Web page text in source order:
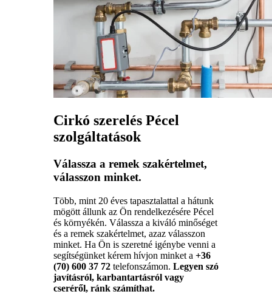
Cirkó szerelés Pécel
szolgáltatások
Válassza a remek szakértelmet,
válasszon minket.
Több, mint 20 éves tapasztalattal a hátunk
mögött állunk az Ön rendelkezésére Pécel
és környékén. Válassza a kiváló minőséget
és a remek szakértelmet, azaz válasszon
minket. Ha Ön is szeretné igénybe venni a
segítségünket kérem hívjon minket a +36
(70) 600 37 72 telefonszámon. Legyen szó
javításról, karbantartásról vagy
cseréről, ránk számíthat.